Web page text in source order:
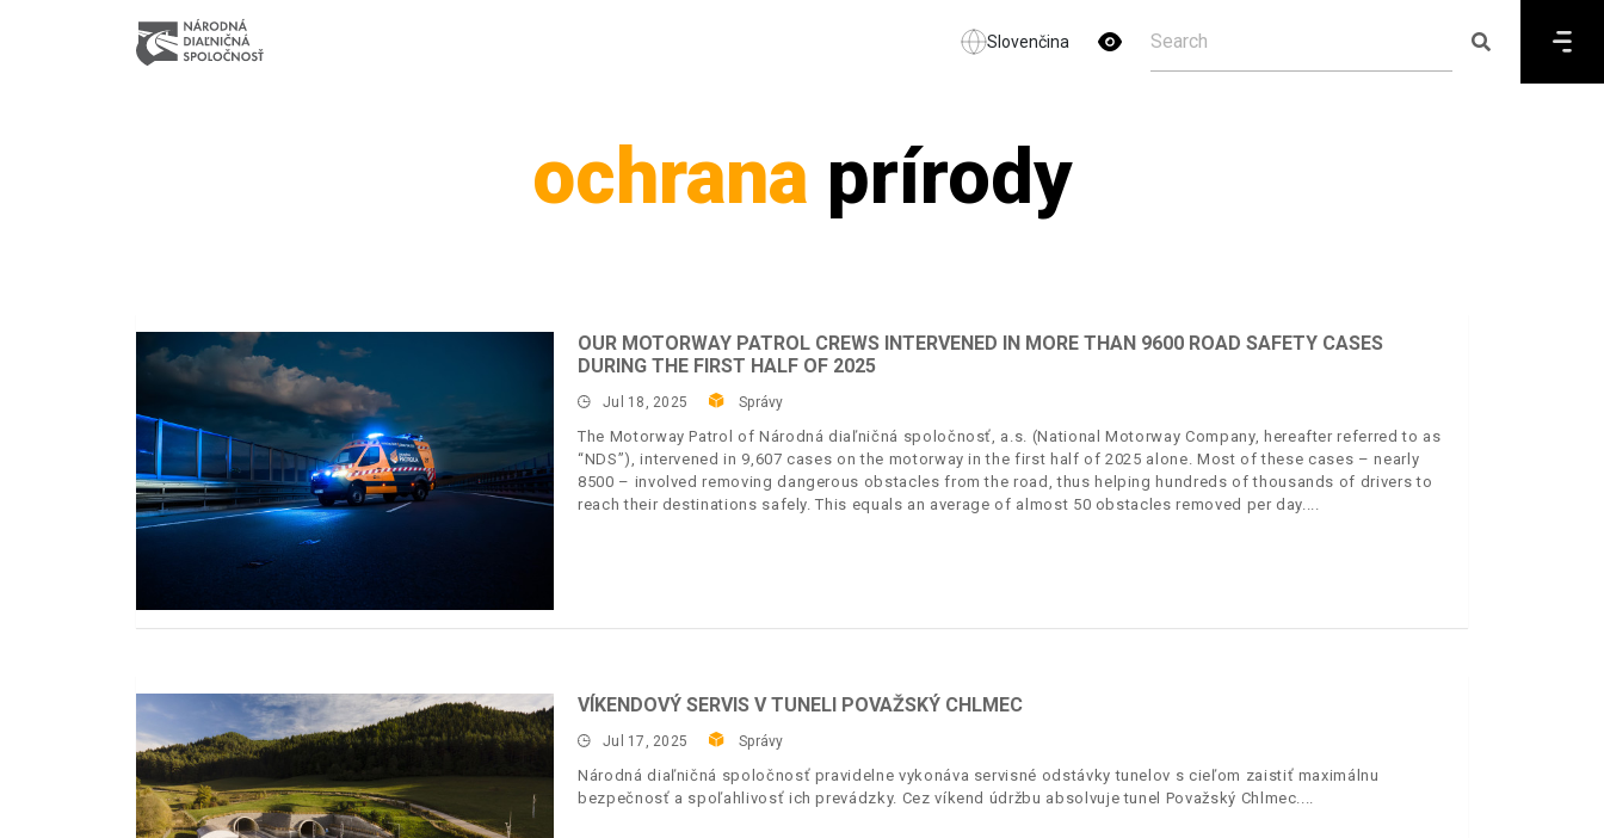
Slovenčina
ochrana prírody
OUR MOTORWAY PATROL CREWS INTERVENED IN MORE THAN 9600 ROAD SAFETY CASES
DURING THE FIRST HALF OF 2025
Jul 18, 2025 Správy
The Motorway Patrol of Národná diaľničná spoločnosť, a.s. (National Motorway Company, hereafter referred to as
“NDS”), intervened in 9,607 cases on the motorway in the first half of 2025 alone. Most of these cases – nearly
8500 – involved removing dangerous obstacles from the road, thus helping hundreds of thousands of drivers to
reach their destinations safely. This equals an average of almost 50 obstacles removed per day.
VÍKENDOVÝ SERVIS V TUNELI POVAŽSKÝ CHLMEC
Jul 17, 2025 Správy
Národná diaľničná spoločnosť pravidelne vykonáva servisné odstávky tunelov s cieľom zaistiť maximálnu
bezpečnosť a spoľahlivosť ich prevádzky. Cez víkend údržbu absolvuje tunel Považský Chlmec.